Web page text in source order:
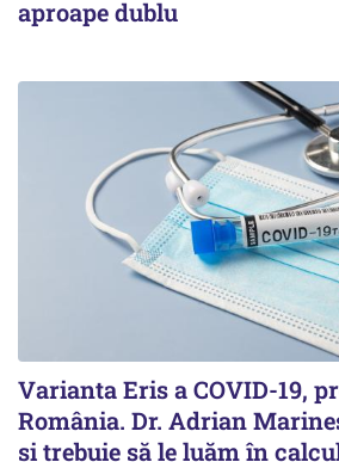
aproape dublu
Varianta Eris a COVID-19,
România. Dr. Adrian
și trebuie să le luăm în